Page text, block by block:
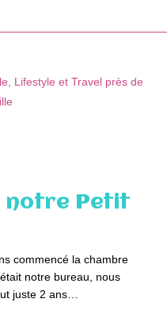
notre Petit
commencé la chambre
notre bureau, nous
juste 2 ans…